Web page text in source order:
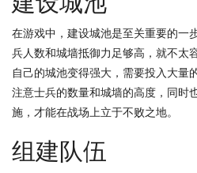
在游戏中，建设城池是至关重要的一
兵人数和城墙抵御力足够高，就不太
自己的城池变得强大，需要投入大量
注意士兵的数量和城墙的高度，同时
施，才能在战场上立于不败之地。
组建队伍